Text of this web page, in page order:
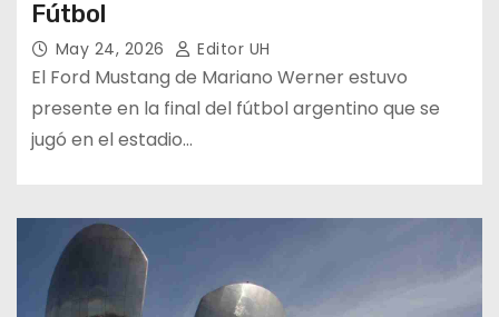
Fútbol
May 24, 2026 Editor UH
El Ford Mustang de Mariano Werner estuvo
presente en la final del fútbol argentino que se
jugó en el estadio…